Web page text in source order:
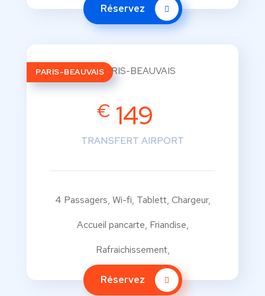
Réservez
PARIS-BEAUVAIS
€ 149
TRANSFERT AIRPORT
4 Passagers, Wi-fi, Tablett, Chargeur,
Accueil pancarte, Friandise,
Rafraichissement,
Réservez